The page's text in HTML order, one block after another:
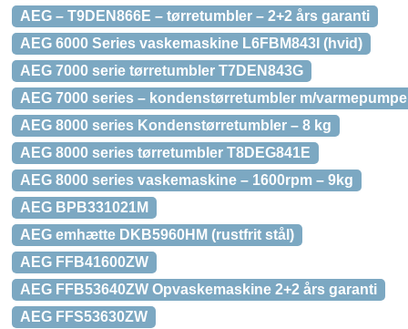
AEG – T9DEN866E – tørretumbler – 2+2 års garanti
AEG 6000 Series vaskemaskine L6FBM843I (hvid)
AEG 7000 serie tørretumbler T7DEN843G
AEG 7000 series – kondenstørretumbler m/
AEG 8000 series Kondenstørretumbler – 8 kg
AEG 8000 series tørretumbler T8DEG841E
AEG 8000 series vaskemaskine – 1600rpm – 9kg
AEG BPB331021M
AEG emhætte DKB5960HM (rustfrit stål)
AEG FFB41600ZW
AEG FFB53640ZW Opvaskemaskine 2+2 års garanti
AEG FFS53630ZW